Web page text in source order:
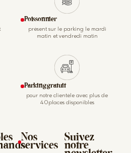
Poissonnier
présent sur le parking le mardi
matin et vendredi matin
Parking gratuit
pour notre clientèle avec plus de
40places disponibles
Nos
services
Suivez
notre